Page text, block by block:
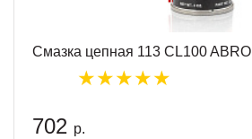
Смазка цепная 113 CL100 ABRO
702 р.